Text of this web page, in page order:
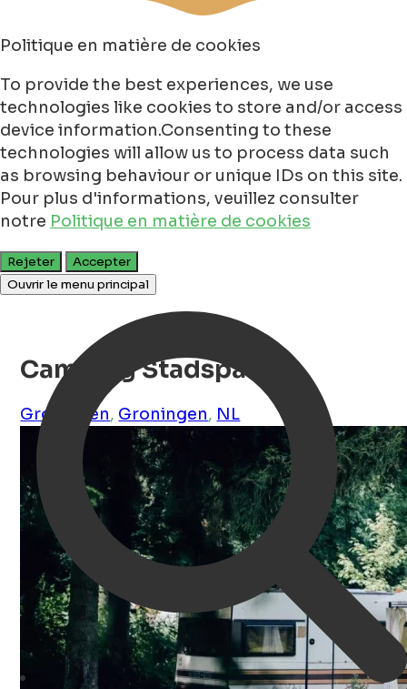
Politique en matière de cookies
To provide the best experiences, we use
technologies like cookies to store and/or access
device information.Consenting to these
technologies will allow us to process data such
as browsing behaviour or unique IDs on this site.
Pour plus d'informations, veuillez consulter
notre Politique en matière de cookies
Rejeter
Accepter
Ouvrir le menu principal
Camping Stadspark
Groningen, Groningen, NL